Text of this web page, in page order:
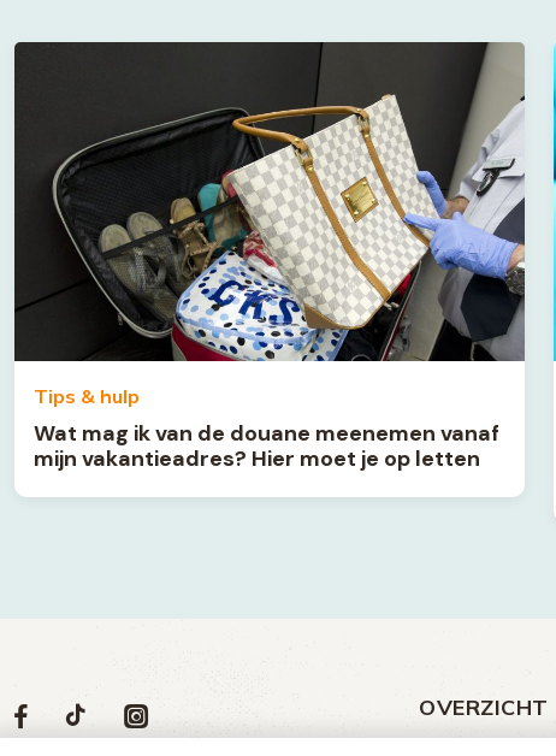
Tips & hulp
Wat mag ik van de douane meenemen vanaf
mijn vakantieadres? Hier moet je op letten
Volg
ons
Social
media
Volg
Volg
Volg
OVERZICHT